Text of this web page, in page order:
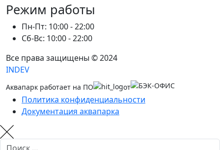
Режим работы
Пн-Пт: 10:00 - 22:00
Сб-Вс: 10:00 - 22:00
Все права защищены © 2024
INDEV
Аквапарк работает на ПО от
Политика конфиденциальности
Документация аквапарка